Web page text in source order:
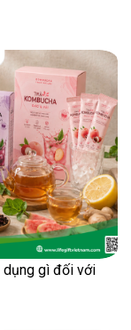
dụng gì đối với